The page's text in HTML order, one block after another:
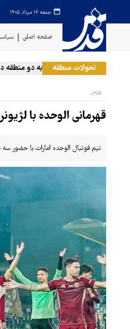
جمعه ۱۶ مرداد ۱۴۰۵
صفحه اصلی
تحولات منطقه
حمله رژیم صهیونیستی به دو منطقه در
ورزش
قهرمانی الوحده با
تیم فوتبال الوحده امارات با حضور